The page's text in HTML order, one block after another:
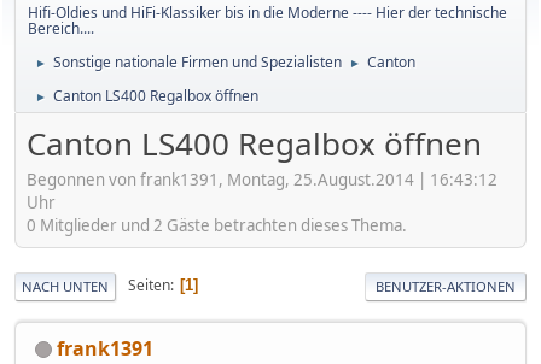
Hifi-Oldies und HiFi-Klassiker bis in die Moderne ---- Hier der technische
Bereich....
► Sonstige nationale Firmen und Spezialisten ► Canton
► Canton LS400 Regalbox öffnen
Canton LS400 Regalbox öffnen
Begonnen von frank1391, Montag, 25.August.2014 | 16:43:12
Uhr
0 Mitglieder und 2 Gäste betrachten dieses Thema.
NACH UNTEN Seiten 1 BENUTZER-AKTIONEN
frank1391